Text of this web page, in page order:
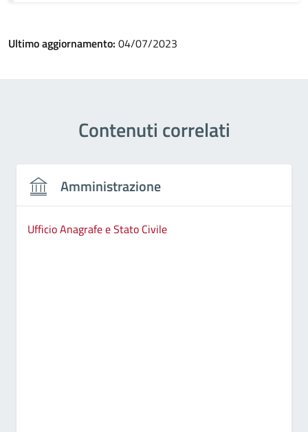
Ultimo aggiornamento: 04/07/2023
Contenuti correlati
Amministrazione
Ufficio Anagrafe e Stato Civile